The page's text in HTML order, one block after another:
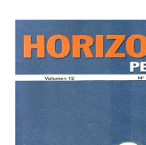
Barra lateral del artículo